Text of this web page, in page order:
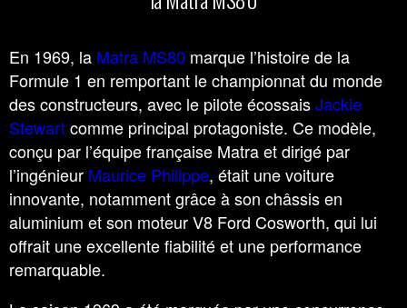
En 1969, la Matra MS80 marque l’histoire de la
Formule 1 en remportant le championnat du monde
des constructeurs, avec le pilote écossaisJackie
Stewartcomme principal protagoniste. Ce modèle,
conçu par l’équipe française Matra et dirigé par
l’ingénieur Maurice Philippe, était une voiture
innovante, notamment grâce à son châssis en
aluminium et son moteur V8 Ford Cosworth, qui lui
offrait une excellente fiabilité et une performance
remarquable.